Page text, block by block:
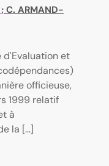
; C. ARMAND-
d'Evaluation et
officieuse,
1999 relatif
à
la [...]